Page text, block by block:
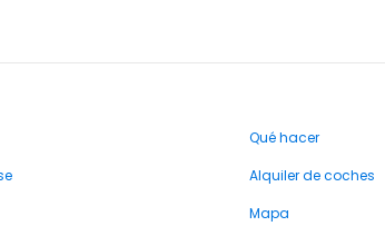
Qué hacer
Alquiler de coches
Mapa